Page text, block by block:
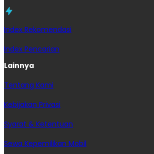
Index Rekomendasi
Index Pencarian
Lainnya
Tentang Kami
Kebijakan Privasi
Syarat & Ketentuan
Sewa Kepemilikan Mobil